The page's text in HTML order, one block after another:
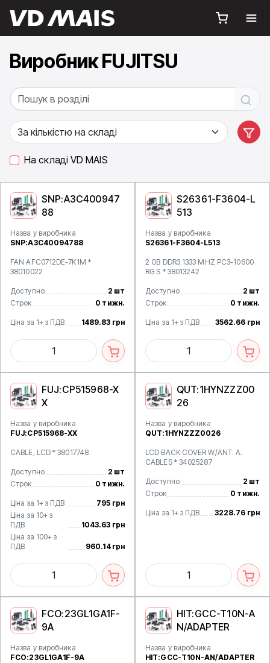
Виробник FUJITSU
На складі VD MAIS
SNP:A3C400947
88
Назва у виробника
SNP:A3C40094788
FAN AFC0712DE-7K1M *
38010022
Доступно
2 шт
Строк
0 тижн.
Ціна за 1+ з ПДВ 1489.83 грн
S26361-F3604-L
513
Назва у виробника
S26361-F3604-L513
2 GB DDR3 1333 MHZ PC3-10600
RG S * 38013242
Доступно
2 шт
Строк
0 тижн.
Ціна за 1+ з ПДВ 3562.66 грн
FUJ:CP515968-X
X
Назва у виробника
FUJ:CP515968-XX
CABLE, LCD * 38017748
Доступно
2 шт
Строк
0 тижн.
Ціна за 1+ з ПДВ
795 грн
Ціна за 10+ з
ПДВ
1043.63 грн
Ціна за 100+ з
ПДВ
960.14 грн
QUT:1HYNZZZ00
26
Назва у виробника
QUT:1HYNZZZ0026
LCD BACK COVER W/ANT. A.
CABLES * 34025287
Доступно
2 шт
Строк
0 тижн.
Ціна за 1+ з ПДВ 3228.76 грн
FCO:23GL1GA1F-
9A
Назва у виробника
FCO:23GL1GA1F-9A
HIT:GCC-T10N-A
N/ADAPTER
Назва у виробника
HIT:GCC-T10N-AN/ADAPTER